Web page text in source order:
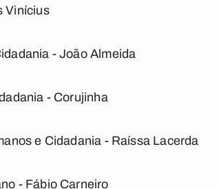
Vinícius
- João Almeida
- Corujinha
e Cidadania - Raíssa Lacerda
- Fábio Carneiro